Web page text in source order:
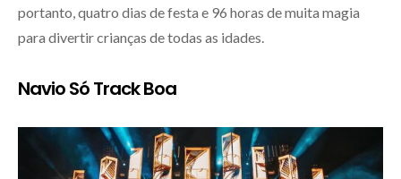
portanto, quatro dias de festa e 96 horas de muita magia
para divertir crianças de todas as idades.
Navio Só Track Boa